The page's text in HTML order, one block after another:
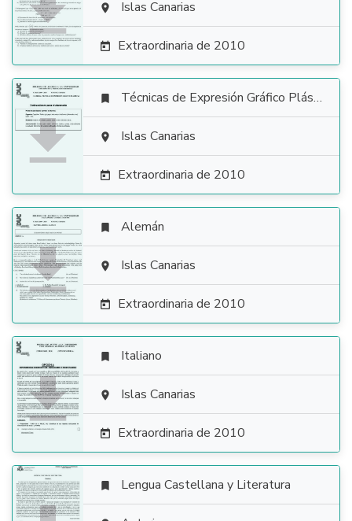
  Islas Canarias
 Extraordinaria de 2010

 Técnicas de Expresión Gráfico Plástica
 Islas Canarias
 Extraordinaria de 2010

 Alemán
 Islas Canarias
 Extraordinaria de 2010

 Italiano
 Islas Canarias
 Extraordinaria de 2010
 Lengua Castellana y Literatura